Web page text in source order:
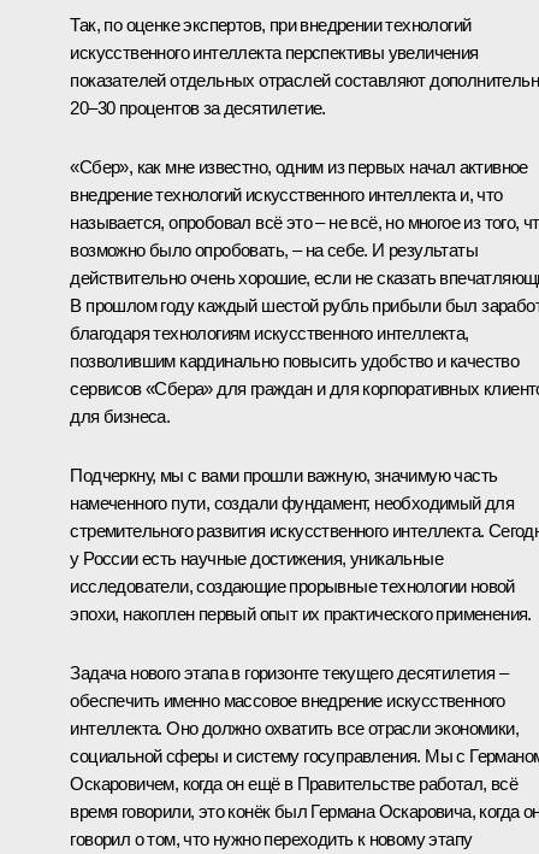
Так, по оценке экспертов, при внедрении технологий
искусственного интеллекта перспективы увеличения
показателей отдельных отраслей составляют
20–30 процентов за десятилетие.
«Сбер», как мне известно, одним из первых начал активное
внедрение технологий искусственного интеллекта и, что
называется, опробовал всё это – не всё, но многое из того,
возможно было опробовать, – на себе. И результаты
действительно очень хорошие, если не сказать
В прошлом году каждый шестой рубль прибыли был
благодаря технологиям искусственного интеллекта,
позволившим кардинально повысить удобство и качество
сервисов «Сбера» для граждан и для корпоративных
для бизнеса.
Подчеркну, мы с вами прошли важную, значимую часть
намеченного пути, создали фундамент, необходимый для
стремительного развития искусственного интеллекта.
у России есть научные достижения, уникальные
исследователи, создающие прорывные технологии новой
эпохи, накоплен первый опыт их практического применения.
Задача нового этапа в горизонте текущего десятилетия –
обеспечить именно массовое внедрение искусственного
интеллекта. Оно должно охватить все отрасли экономики,
социальной сферы и систему госуправления. Мы с
Оскаровичем, когда он ещё в Правительстве работал, всё
время говорили, это конёк был Германа Оскаровича, когда
говорил о том, что нужно переходить к новому этапу